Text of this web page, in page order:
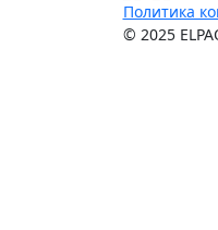
Политика
© 2025